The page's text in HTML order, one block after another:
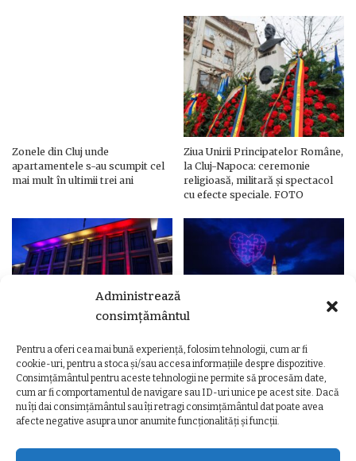
Administrează
consimțământul
Pentru a oferi cea mai bună experiență, folosim tehnologii, cum ar fi
cookie-uri, pentru a stoca și/sau accesa informațiile despre dispozitive.
Consimțământul pentru aceste tehnologii ne permite să procesăm date,
cum ar fi comportamentul de navigare sau ID-uri unice pe acest site. Dacă
nu îți dai consimțământul sau îți retragi consimțământul dat poate avea
afecte negative asupra unor anumite funcționalități și funcții.
Zonele din Cluj unde
apartamentele s-au scumpit cel
mai mult în ultimii trei ani
Ziua Unirii Principatelor Române,
la Cluj-Napoca: ceremonie
religioasă, militară și spectacol
cu efecte speciale. FOTO
Ziua Unirii Principatelor Române
– Clădiri și poduri din Cluj,
iluminate în culorile drapelului
Ziua Unirii la Cluj-Napoca.
Programul complet al
evenimentelor